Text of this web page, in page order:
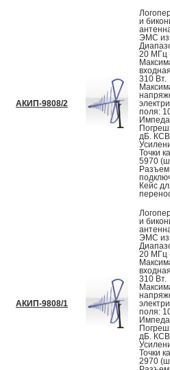
АКИП-9808/2
и
ЭМС
20 МГц
310 Вт.
поля:
дБ.
Точки
5970
Кейс
АКИП-9808/1
и
ЭМС
20 МГц
310 Вт.
поля:
дБ.
Точки
2970